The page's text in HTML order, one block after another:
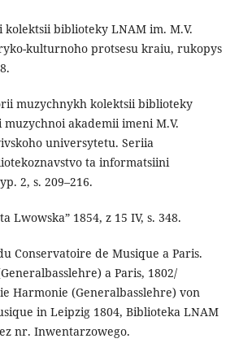
biblioteky LNAM im. M.V.
kulturnoho protsesu kraiu, rukopys
muzychnykh kolektsii biblioteky
akademii imeni M.V.
universytetu. Seriia
ta informatsiini
2, s. 209–216.
Lwowska” 1854, z 15 IV, s. 348.
Conservatoire de Musique a Paris.
a Paris, 1802/
Harmonie (Generalbasslehre) von
in Leipzig 1804, Biblioteka LNAM
nr. Inwentarzowego.